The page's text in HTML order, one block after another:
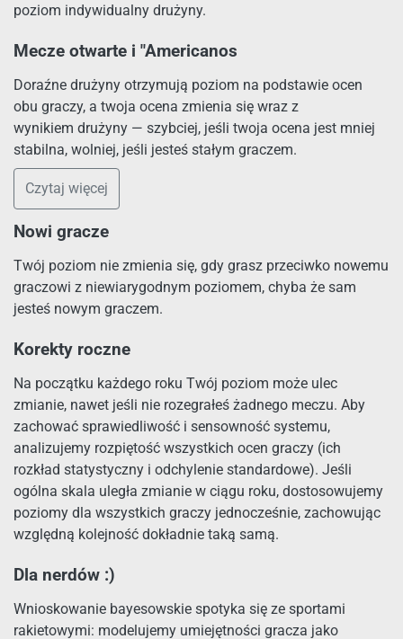
poziom indywidualny drużyny.
Mecze otwarte i "Americanos
Doraźne drużyny otrzymują poziom na podstawie ocen
obu graczy, a twoja ocena zmienia się wraz z
wynikiem drużyny — szybciej, jeśli twoja ocena jest mniej
stabilna, wolniej, jeśli jesteś stałym graczem.
Czytaj więcej
Nowi gracze
Twój poziom nie zmienia się, gdy grasz przeciwko nowemu
graczowi z niewiarygodnym poziomem, chyba że sam
jesteś nowym graczem.
Korekty roczne
Na początku każdego roku Twój poziom może ulec
zmianie, nawet jeśli nie rozegrałeś żadnego meczu. Aby
zachować sprawiedliwość i sensowność systemu,
analizujemy rozpiętość wszystkich ocen graczy (ich
rozkład statystyczny i odchylenie standardowe). Jeśli
ogólna skala uległa zmianie w ciągu roku, dostosowujemy
poziomy dla wszystkich graczy jednocześnie, zachowując
względną kolejność dokładnie taką samą.
Dla nerdów :)
Wnioskowanie bayesowskie spotyka się ze sportami
rakietowymi: modelujemy umiejętności gracza jako